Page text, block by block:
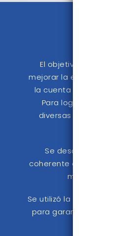
El objetivo principal del
mejorar la estética y el
la cuenta de Instagram
Para lograr esto, se
diversas estrategias y
Se desarrolló una
coherente con los colores
marca de la
Se utilizó la paleta de
para garantizar la